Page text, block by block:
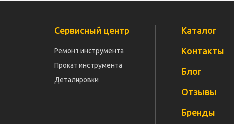
Сервисный центр
Ремонт инструмента
Прокат инструмента
Деталировки
Каталог
Контакты
Блог
Отзывы
Бренды